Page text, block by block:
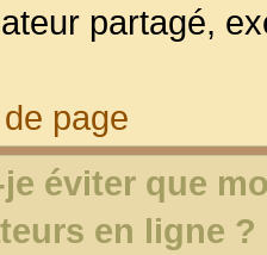
partagé,
page
éviter que
en ligne ?